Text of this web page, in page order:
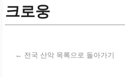
크로웅
← 전국 산악 목록으로 돌아가기